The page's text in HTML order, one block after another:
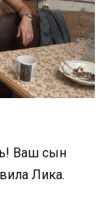
Ваш сын
Лика.